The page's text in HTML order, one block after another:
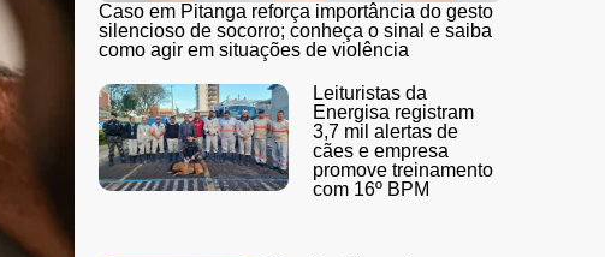
Caso em Pitanga reforça importância do gesto
silencioso de socorro; conheça o sinal e saiba
como agir em situações de violência
Leituristas da
Energisa registram
3,7 mil alertas de
cães e empresa
promove treinamento
com 16º BPM